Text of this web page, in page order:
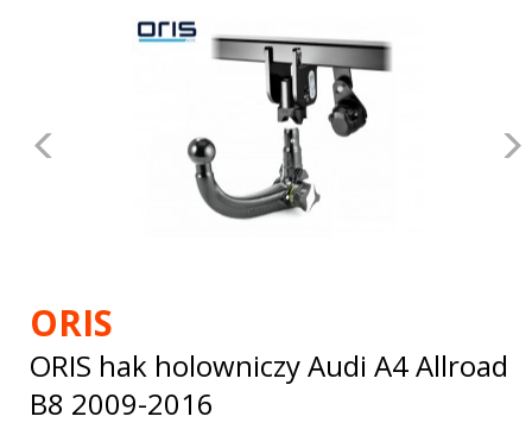
BOXY
AKCESORIA
Poprzednie
ORIS
ORIS hak holowniczy Audi A4 Allroad
B8 2009-2016